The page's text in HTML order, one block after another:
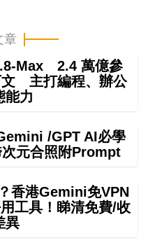
章
Max 2.4 萬億參
文 主打編程、辦公
能力
/GPT AI必學
元合照附Prompt
香港Gemini免VPN
工具！睇清免費/收
異